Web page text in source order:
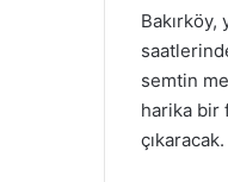
semtin
harika bir
çıkaracak.